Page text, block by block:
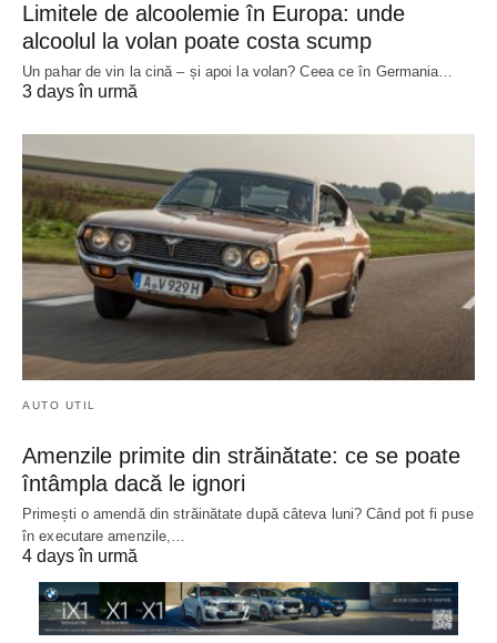
Limitele de alcoolemie în Europa: unde
alcoolul la volan poate costa scump
Un pahar de vin la cină – și apoi la volan? Ceea ce în Germania…
3 days în urmă
AUTO UTIL
Amenzile primite din străinătate: ce se poate
întâmpla dacă le ignori
Primești o amendă din străinătate după câteva luni? Când pot fi puse
în executare amenzile,…
4 days în urmă